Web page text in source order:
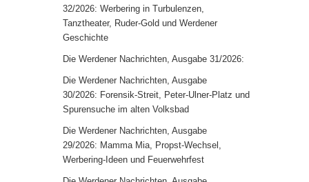
32/2026: Werbering in Turbulenzen,
Tanztheater, Ruder-Gold und Werdener
Geschichte
Die Werdener Nachrichten, Ausgabe 31/2026:
Die Werdener Nachrichten, Ausgabe
30/2026: Forensik-Streit, Peter-Ulner-Platz und
Spurensuche im alten Volksbad
Die Werdener Nachrichten, Ausgabe
29/2026: Mamma Mia, Propst-Wechsel,
Werbering-Ideen und Feuerwehrfest